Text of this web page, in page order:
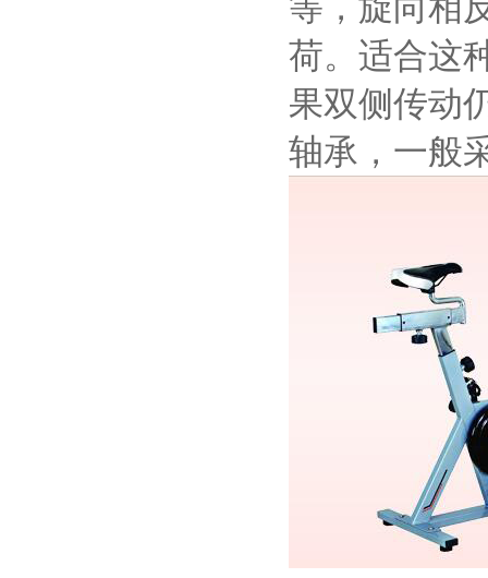
荷。适合这
果双侧传动
轴承，一般